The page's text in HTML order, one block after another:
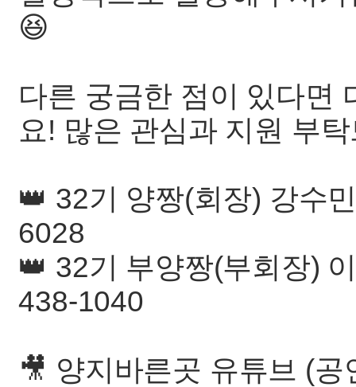
😆
다른 궁금한 점이 있다면
요! 많은 관심과 지원 부
👑 32기 양짱(회장) 강수
6028
👑 32기 부양짱(부회장)
438-1040
🎥 양지바른곳 유튜브 (